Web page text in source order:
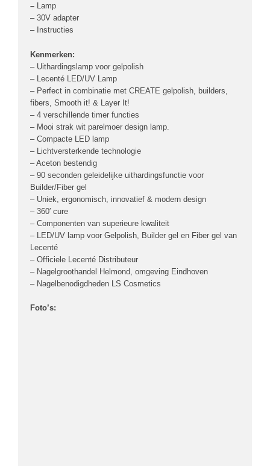
–
Lamp
– 30V adapter
– Instructies
Kenmerken:
– Uithardingslamp voor gelpolish
– Lecenté LED/UV Lamp
– Perfect in combinatie met CREATE gelpolish, builders,
fibers, Smooth it! & Layer It!
– 4 verschillende timer functies
– Mooi strak wit parelmoer design lamp.
– Compacte LED lamp
– Lichtversterkende technologie
– Aceton bestendig
– 90 seconden geleidelijke uithardingsfunctie voor
Builder/Fiber gel
– Uniek, ergonomisch, innovatief & modern design
– 360′ cure
– Componenten van superieure kwaliteit
– LED/UV lamp voor Gelpolish, Builder gel en Fiber gel van
Lecenté
– Officiele Lecenté Distributeur
– Nagelgroothandel Helmond, omgeving Eindhoven
– Nagelbenodigdheden LS Cosmetics
Foto’s: